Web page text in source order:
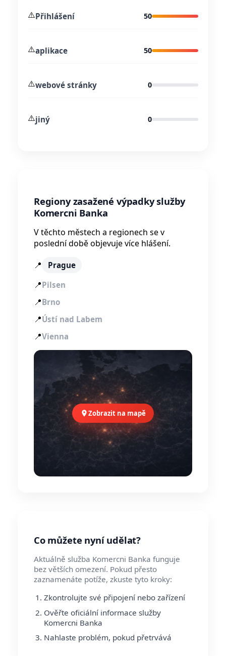
⚠️Přihlášení 50
⚠️aplikace 50
⚠️webové stránky 0
⚠️jiný 0
Regiony zasažené výpadky služby
Komercni Banka
V těchto městech a regionech se v
poslední době objevuje více hlášení.
📍
Prague
📍Pilsen
📍Brno
📍Ústí nad Labem
📍Vienna
Zobrazit na mapě
Co můžete nyní udělat?
Aktuálně služba Komercni Banka funguje
bez větších omezení. Pokud přesto
zaznamenáte potíže, zkuste tyto kroky:
Zkontrolujte své připojení nebo zařízení
Ověřte oficiální informace služby
Komercni Banka
Nahlaste problém, pokud přetrvává